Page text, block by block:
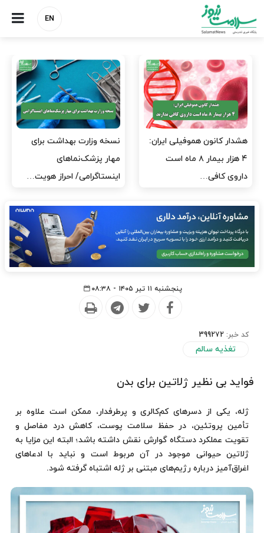
EN
مدیران پرستاری باید حامی
پرستاران باشند، نه عامل فشار
مدیریت سلامت، میدان
آزمون و خطا نیست
پنجشنبه ۱۱ تیر ۱۴۰۵ - ۰۸:۳۸
کد خبر: 399272
تغذیه سالم
فواید بی نظیر ژلاتین برای بدن
ژله، یکی از دسرهای کم‌کالری و پرطرفدار، ممکن است علاوه بر
تأمین پروتئین، در حفظ سلامت پوست، کاهش درد مفاصل و
تقویت عملکرد دستگاه گوارش نقش داشته باشد؛ البته این مزایا به
ژلاتین حیوانی موجود در آن مربوط است و نباید با ادعاهای
اغراق‌آمیز درباره رژیم‌های مبتنی بر ژله اشتباه گرفته شود.